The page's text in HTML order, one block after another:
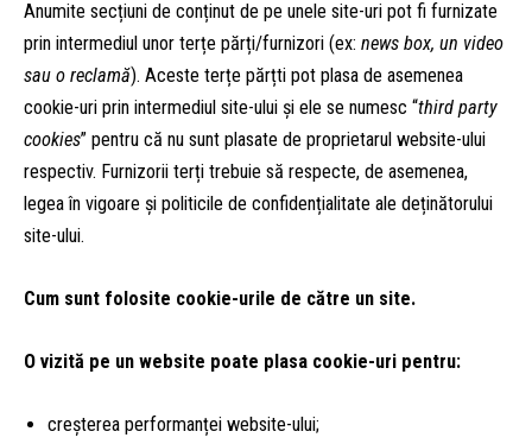
Anumite secțiuni de conținut de pe unele site-uri pot fi furnizate
prin intermediul unor terțe părți/furnizori (ex: news box, un video
sau o reclamă). Aceste terțe părțti pot plasa de asemenea
cookie-uri prin intermediul site-ului și ele se numesc “third party
cookies” pentru că nu sunt plasate de proprietarul website-ului
respectiv. Furnizorii terți trebuie să respecte, de asemenea,
legea în vigoare și politicile de confidențialitate ale deținătorului
site-ului.
Cum sunt folosite cookie-urile de către un site.
O vizită pe un website poate plasa cookie-uri pentru:
creșterea performanței website-ului;